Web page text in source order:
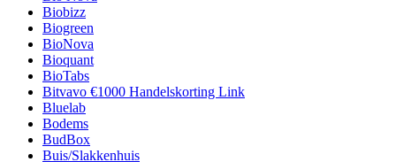
Biobizz
Biogreen
BioNova
Bioquant
BioTabs
Bitvavo €1000 Handelskorting Link
Bluelab
Bodems
BudBox
Buis/Slakkenhuis